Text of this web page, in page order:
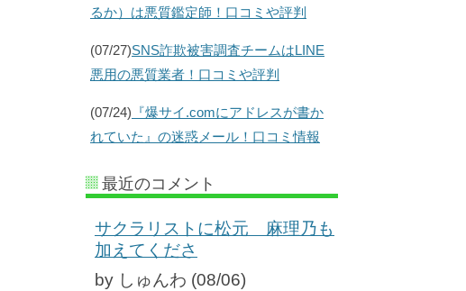
るか）は悪質鑑定師！口コミや評判
(07/27)SNS詐欺被害調査チームはLINE
悪用の悪質業者！口コミや評判
(07/24) 『爆サイ.comにアドレスが書か
れていた』の迷惑メール！口コミ情報
最近のコメント
サクラリストに松元 麻理乃も
加えてくださ
by しゅんわ (08/06)